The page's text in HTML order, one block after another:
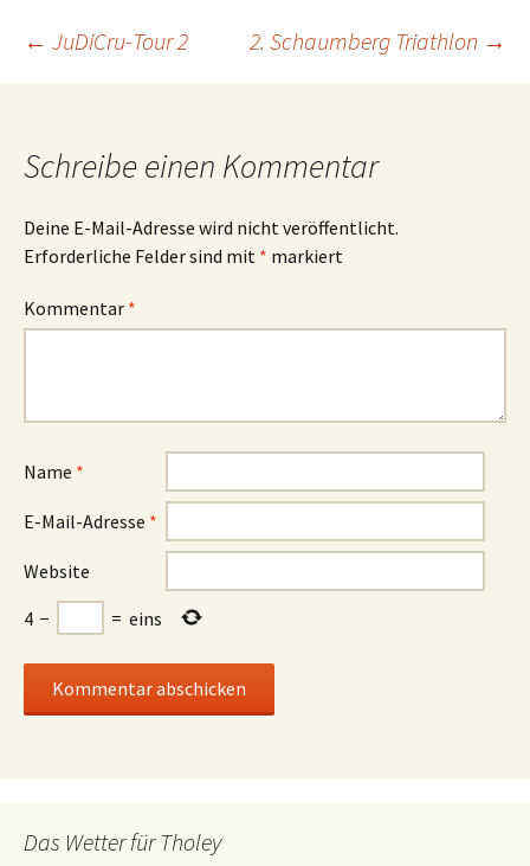
Beitragsnavigation
← JuDiCru-Tour 2 2. Schaumberg Triathlon →
Schreibe einen Kommentar
Deine E-Mail-Adresse wird nicht veröffentlicht.
Erforderliche Felder sind mit * markiert
Kommentar *
Name *
E-Mail-Adresse *
Website
4 − = eins
Das Wetter für Tholey